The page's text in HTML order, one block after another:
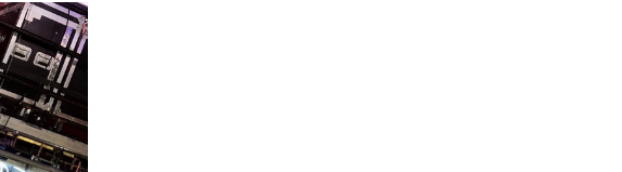
ยังไม่เคย
STREET